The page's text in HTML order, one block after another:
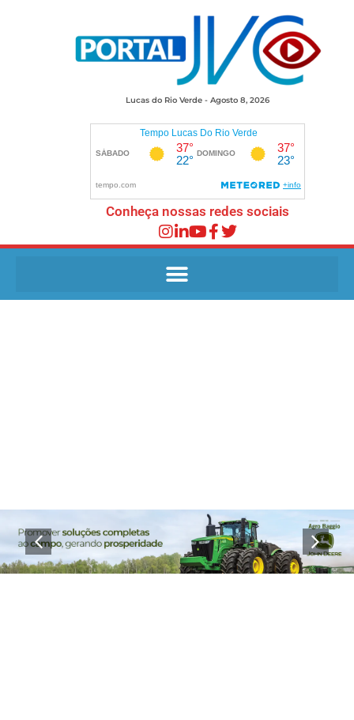
Lucas do Rio Verde - Agosto 8, 2026
Conheça nossas redes sociais